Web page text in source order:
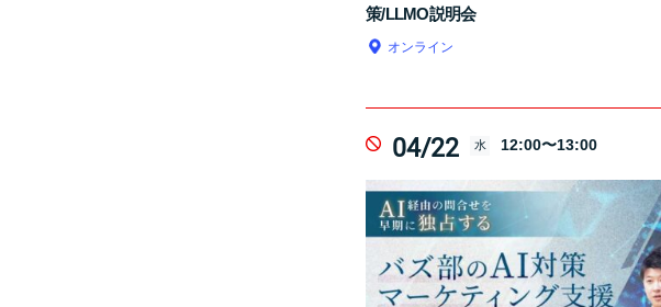
策/LLMO説明会
オンライン
04/22 水 12:00〜13:00